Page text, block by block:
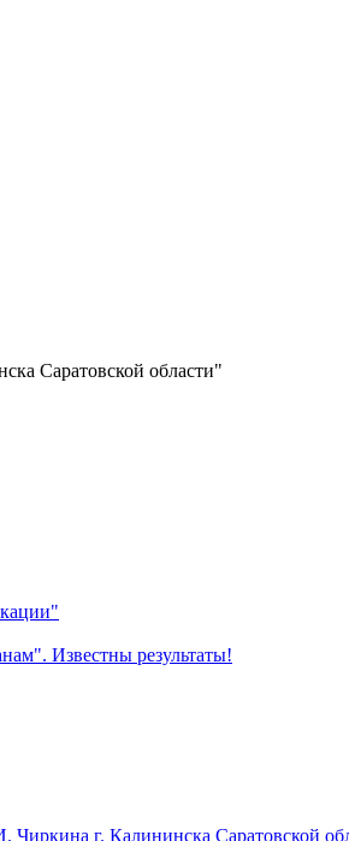
Саратовской области"
Известны результаты!
г. Калининска Саратовской